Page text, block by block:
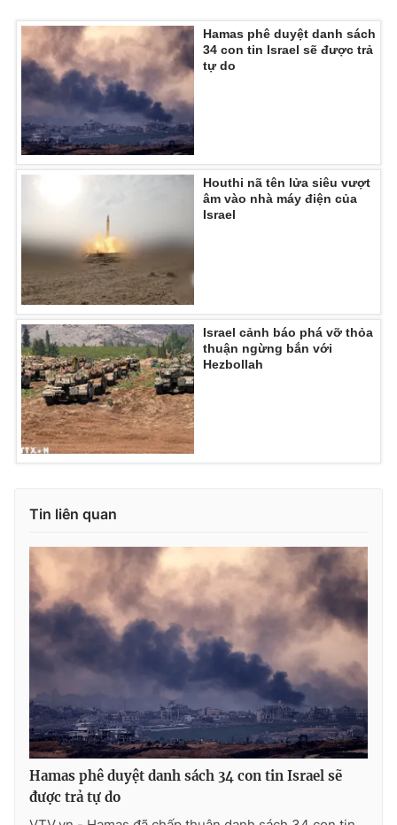
Photo Infographic
Video Shorts video
VTV Money VTV Thể thao
VTV Sức khoẻ Bất động sản
Thị trường 24h
VTV4 Vươn mình bằng AI
VTV9 VTV8
Liên hệ tòa soạn English
THỜI BÁO VTV
Theo dõi báo trên
Cơ quan chủ quản:
Đài Truyền hình Việt Nam
Cơ quan báo chí:
Thời báo VTV
Giấy phép hoạt động báo in và báo điện tử số 483/GP-BTTTT
cấp ngày 29/12/2023
Tổng Biên tập:Vũ Thanh Thủy
Phó Tổng Biên tập:
Nguyễn Thị Mỹ Hạnh, Phạm Quốc Thắng,
Nguyễn Trọng Ninh
Tổng đài VTV:
Hamas phê duyệt danh sách
34 con tin Israel sẽ được trả
tự do
Houthi nã tên lửa siêu vượt
âm vào nhà máy điện của
Israel
Israel cảnh báo phá vỡ thỏa
thuận ngừng bắn với
Hezbollah
Tin liên quan
Hamas phê duyệt danh sách 34 con tin Israel sẽ
được trả tự do